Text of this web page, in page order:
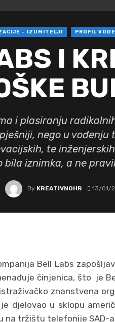
- IZUMITELJI PROFIL
I
i plasiranju
nego u
te
bila iznimka, a ne
By KREATIVNOHR 13/01/
Bell Labs
činjenica, što je
znanstvena
djelovao u sklopu
na tržištu telefonije SAD-